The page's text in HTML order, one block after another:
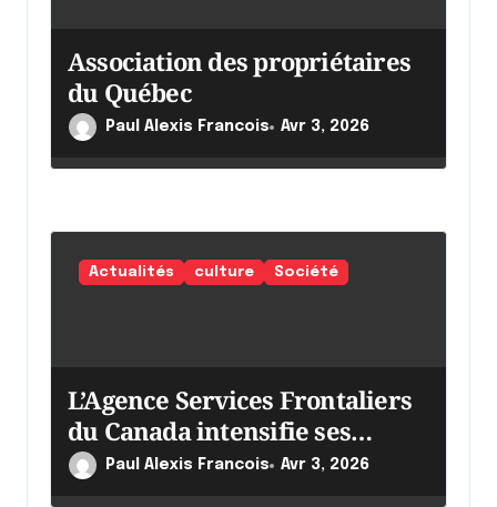
l
e
Association des propriétaires
du Québec
Paul Alexis Francois Avr 3, 2026
Actualités culture Société
L’Agence Services Frontaliers
du Canada intensifie ses
effortsPaul Alexis Francois Avr 3, 2026